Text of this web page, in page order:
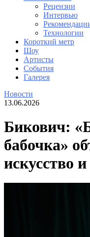
Рецензии
Интервью
Технологии
Короткий метр
Шоу
Артисты
События
Галерея
Новости
13.06.2026
Бикович:
бабочка»
искусство